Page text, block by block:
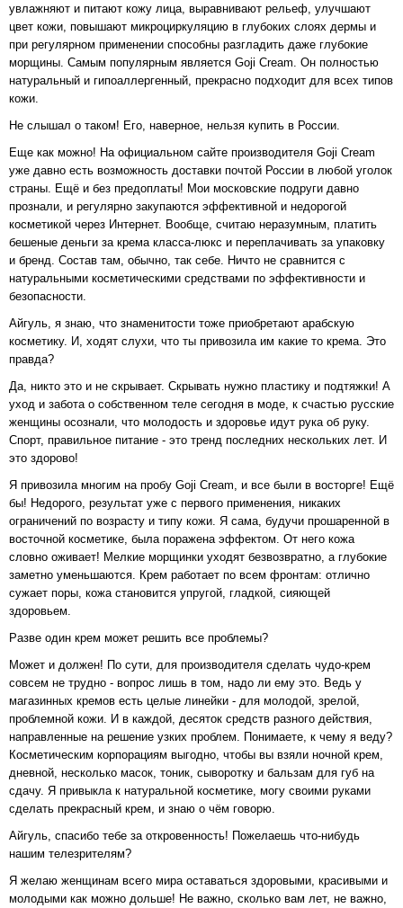
увлажняют и питают кожу лица, выравнивают рельеф, улучшают
цвет кожи, повышают микроциркуляцию в глубоких слоях дермы и
при регулярном применении способны разгладить даже глубокие
морщины. Самым популярным является Goji Cream. Он полностью
натуральный и гипоаллергенный, прекрасно подходит для всех типов
кожи.
Не слышал о таком! Его, наверное, нельзя купить в России.
Еще как можно! На официальном сайте производителя Goji Cream
уже давно есть возможность доставки почтой России в любой уголок
страны. Ещё и без предоплаты! Мои московские подруги давно
прознали, и регулярно закупаются эффективной и недорогой
косметикой через Интернет. Вообще, считаю неразумным, платить
бешеные деньги за крема класса-люкс и переплачивать за упаковку
и бренд. Состав там, обычно, так себе. Ничто не сравнится с
натуральными косметическими средствами по эффективности и
безопасности.
Айгуль, я знаю, что знаменитости тоже приобретают арабскую
косметику. И, ходят слухи, что ты привозила им какие то крема. Это
правда?
Да, никто это и не скрывает. Скрывать нужно пластику и подтяжки! А
уход и забота о собственном теле сегодня в моде, к счастью русские
женщины осознали, что молодость и здоровье идут рука об руку.
Спорт, правильное питание - это тренд последних нескольких лет. И
это здорово!
Я привозила многим на пробу Goji Cream, и все были в восторге! Ещё
бы! Недорого, результат уже с первого применения, никаких
ограничений по возрасту и типу кожи. Я сама, будучи прошаренной в
восточной косметике, была поражена эффектом. От него кожа
словно оживает! Мелкие морщинки уходят безвозвратно, а глубокие
заметно уменьшаются. Крем работает по всем фронтам: отлично
сужает поры, кожа становится упругой, гладкой, сияющей
здоровьем.
Разве один крем может решить все проблемы?
Может и должен! По сути, для производителя сделать чудо-крем
совсем не трудно - вопрос лишь в том, надо ли ему это. Ведь у
магазинных кремов есть целые линейки - для молодой, зрелой,
проблемной кожи. И в каждой, десяток средств разного действия,
направленные на решение узких проблем. Понимаете, к чему я веду?
Косметическим корпорациям выгодно, чтобы вы взяли ночной крем,
дневной, несколько масок, тоник, сыворотку и бальзам для губ на
сдачу. Я привыкла к натуральной косметике, могу своими руками
сделать прекрасный крем, и знаю о чём говорю.
Айгуль, спасибо тебе за откровенность! Пожелаешь что-нибудь
нашим телезрителям?
Я желаю женщинам всего мира оставаться здоровыми, красивыми и
молодыми как можно дольше! Не важно, сколько вам лет, не важно,